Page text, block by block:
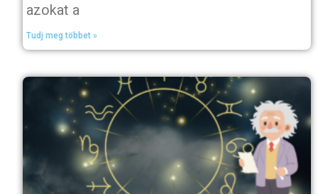
azokat a
Tudj meg többet »